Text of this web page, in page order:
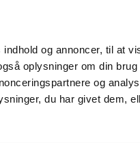
og annoncer, til at
oplysninger om din
og
du har givet dem,